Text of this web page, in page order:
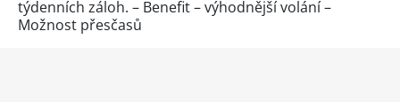
týdenních záloh. – Benefit – výhodnější volání –
Možnost přesčasů